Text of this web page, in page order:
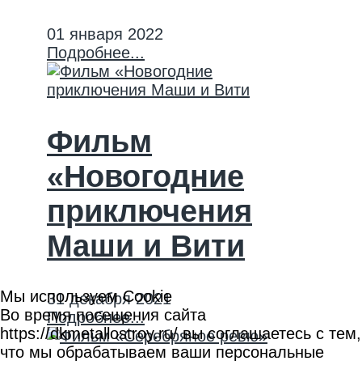
01 января 2022
Подробнее...
Фильм
«Новогодние
приключения
Маши и Вити
31 декабря 2021
Подробнее...
Мы используем Cookie
Во время посещения сайта
https://dkmetallostroy.ru/ вы соглашаетесь с тем,
что мы обрабатываем ваши персональные